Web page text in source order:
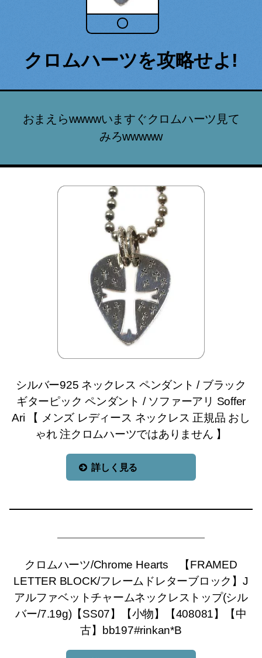
クロムハーツを攻略せよ!
おまえらwwwwいますぐクロムハーツ見て
みろwwwww
シルバー925 ネックレス ペンダント / ブラック
ギターピック ペンダント / ソファーアリ Soffer
Ari 【 メンズ レディース ネックレス 正規品 おし
ゃれ 注クロムハーツではありません 】
詳しく見る
クロムハーツ/Chrome Hearts 【FRAMED
LETTER BLOCK/フレームドレターブロック】J
アルファベットチャームネックレストップ(シル
バー/7.19g)【SS07】【小物】【408081】【中
古】bb197#rinkan*B